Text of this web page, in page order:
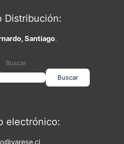
Distribución:
Santiago.
Buscar
Buscar
electrónico: